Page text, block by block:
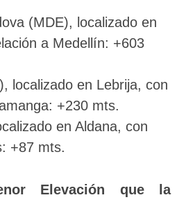
(MDE), localizado en
a Medellín: +603
localizado en Lebrija, con
+230 mts.
en Aldana, con
+87 mts.
E levación que la